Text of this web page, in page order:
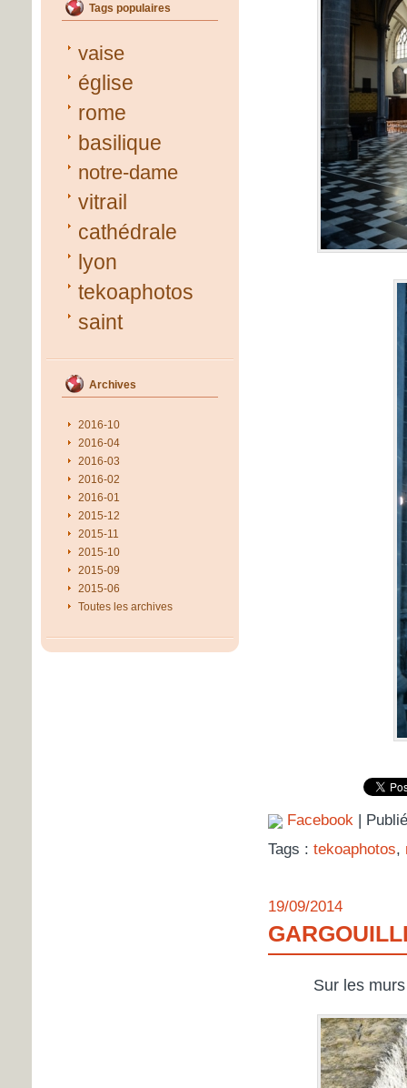
Tags populaires
vaise
église
rome
basilique
notre-dame
vitrail
cathédrale
lyon
tekoaphotos
saint
Archives
2016-10
2016-04
2016-03
2016-02
2016-01
2015-12
2015-11
2015-10
2015-09
2015-06
Toutes les archives
Facebook|
Tags : tekoaphotos,
19/09/2014
Sur les